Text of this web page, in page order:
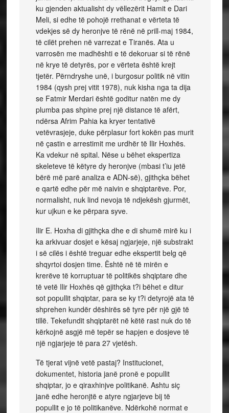
ku gjenden aktualisht dy vëllezërit Hamit e Dari
Meli, si edhe të pohojë rrethanat e vërteta të
vdekjes së dy heronjve të rënë në prill-maj 1984,
të cilët prehen në varrezat e Tiranës. Ata u
varrosën me madhështi e të dekoruar si të rënë
në krye të detyrës, por e vërteta është krejt
tjetër. Përndryshe unë, i burgosur politik në vitin
1984 (qysh prej vitit 1978), nuk kisha nga ta dija
se Fatmir Merdari është goditur natën me dy
plumba pas shpine prej një distance të afërt,
ndërsa Afrim Pahia ka kryer tentativë
vetëvrasjeje, duke përplasur fort kokën pas murit
në çastin e arrestimit me urdhër të Ilir Hoxhës.
Ka vdekur në spital. Nëse u bëhet ekspertiza
skeleteve të këtyre dy heronjve (mbasi t’iu jetë
bërë më parë analiza e ADN-së), gjithçka bëhet
e qartë edhe për më naivin e shqiptarëve. Por,
normalisht, nuk lind nevoja të ndjekësh gjurmët,
kur ujkun e ke përpara syve.
Ilir E. Hoxha di gjithçka dhe e di shumë mirë ku i
ka arkivuar dosjet e kësaj ngjarjeje, një substrakt
i së cilës i është treguar edhe ekspertit belg që
shqyrtoi dosjen time. Është në të mirën e
krerëve të korruptuar të politikës shqiptare dhe
të vetë Ilir Hoxhës që gjithçka t?i bëhet e ditur
sot popullit shqiptar, para se ky t?i detyrojë ata të
shprehen kundër dëshirës së tyre për një gjë të
tillë. Tekefundit shqiptarët në këtë rast nuk do të
kërkojnë asgjë më tepër se hapjen e dosjeve të
një ngjarjeje të para 27 vjetësh.
Të tjerat vijnë vetë pastaj? Institucionet,
dokumentet, historia janë pronë e popullit
shqiptar, jo e qiraxhinjve politikanë. Ashtu siç
janë edhe heronjtë e atyre ngjarjeve bij të
popullit e jo të politikanëve. Ndërkohë normat e